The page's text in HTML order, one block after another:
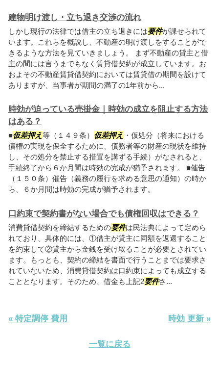
建物明け渡し・立ち退き交渉の流れ
しかし現行の法律では借主の立ち退きには要件が課せられて
います。これらを概説し、不動産の明け渡しをすることがで
きるような方法を見ていきましょう。 まず不動産の貸主と借
主の間には言うまでもなく賃貸借契約が成立しています。お
およその不動産賃貸借契約においては賃貸借の期間を設けて
ありますが、当事者が期間の満了の1年前から...
時効が迫っている売掛金｜時効の成立を阻止する方法
はある？
■仮差押え等（１４９条） 仮差押え ・仮処分（将来における
債権の実現を保全するために、債務者等の財産の現状を維持
し、その処分を禁止する措置を講ずる手続）がなされると、
手続終了から６か月間は時効の完成が猶予されます。 ■催告
（１５０条）催告（義務の履行を求める意思の通知）の時か
ら、６か月間は時効の完成が猶予されます。
口約束で契約書がない場合でも債権回収はできる？
消費貸借契約を締結するための要件は民法典によって定めら
れており、具体的には、①借主が貸主に同額を返還すること
を約束して②貸主から金銭を受け取ることが必要とされてい
ます。もっとも、契約の締結を書面で行うことまでは要求さ
れていないため、消費貸借契約は口約束によっても成立する
こととなります。そのため、借金も上記2要件さ...
« 特定調停 費用 時効 更新 »
一覧に戻る